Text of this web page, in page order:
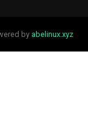
by abelinux.xyz